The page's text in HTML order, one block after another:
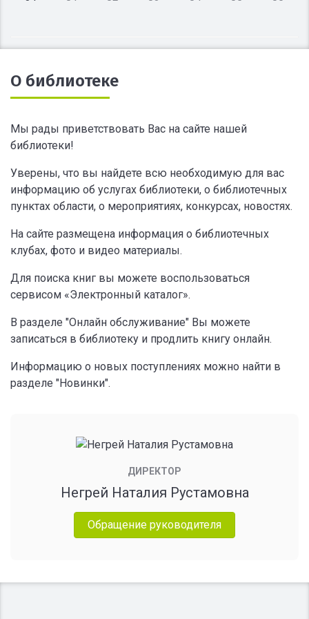
О библиотеке
Мы рады приветствовать Вас на сайте нашей
библиотеки!
Уверены, что вы найдете всю необходимую для вас
информацию об услугах библиотеки, о библиотечных
пунктах области, о мероприятиях, конкурсах, новостях.
На сайте размещена информация о библиотечных
клубах, фото и видео материалы.
Для поиска книг вы можете воспользоваться
сервисом «Электронный каталог».
В разделе "Онлайн обслуживание" Вы можете
записаться в библиотеку и продлить книгу онлайн.
Информацию о новых поступлениях можно найти в
разделе "Новинки".
ДИРЕКТОР
Негрей Наталия Рустамовна
Обращение руководителя